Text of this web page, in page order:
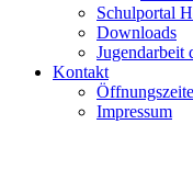
Schulportal
Downloads
Jugendarbeit
Kontakt
Impressum